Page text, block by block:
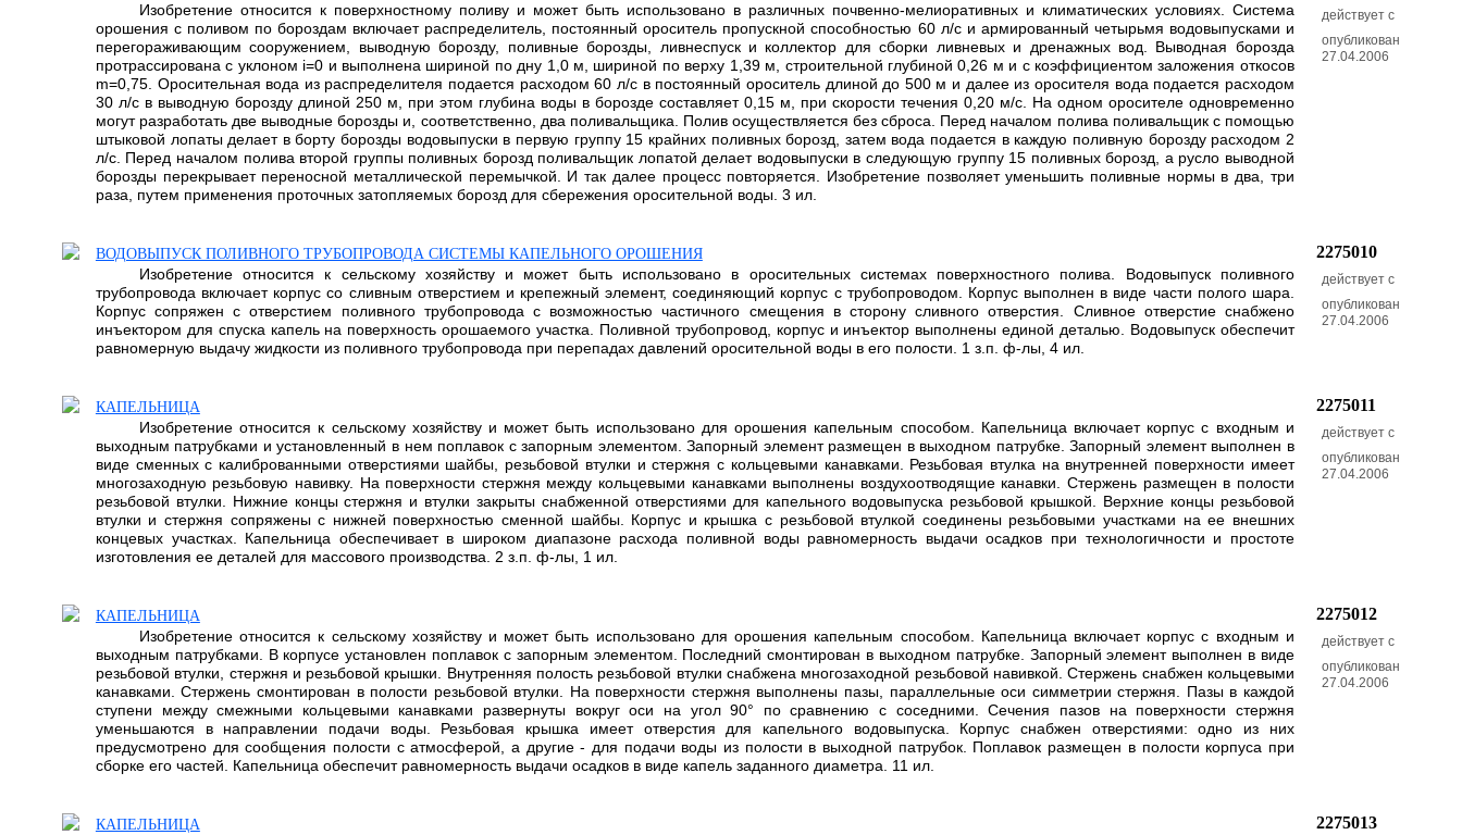
Изобретение относится к поверхностному поливу и может быть использовано в различных почвенно-мелиоративных и климатических условиях. Система
орошения с поливом по бороздам включает распределитель, постоянный ороситель пропускной способностью 60 л/с и армированный четырьмя водовыпусками и
перегораживающим сооружением, выводную борозду, поливные борозды, ливнеспуск и коллектор для сборки ливневых и дренажных вод. Выводная борозда
протрассирована с уклоном i=0 и выполнена шириной по дну 1,0 м, шириной по верху 1,39 м, строительной глубиной 0,26 м и с коэффициентом заложения откосов
m=0,75. Оросительная вода из распределителя подается расходом 60 л/с в постоянный ороситель длиной до 500 м и далее из оросителя вода подается расходом
30 л/с в выводную борозду длиной 250 м, при этом глубина воды в борозде составляет 0,15 м, при скорости течения 0,20 м/с. На одном оросителе одновременно
могут разработать две выводные борозды и, соответственно, два поливальщика. Полив осуществляется без сброса. Перед началом полива поливальщик с помощью
штыковой лопаты делает в борту борозды водовыпуски в первую группу 15 крайних поливных борозд, затем вода подается в каждую поливную борозду расходом 2
л/с. Перед началом полива второй группы поливных борозд поливальщик лопатой делает водовыпуски в следующую группу 15 поливных борозд, а русло выводной
борозды перекрывает переносной металлической перемычкой. И так далее процесс повторяется. Изобретение позволяет уменьшить поливные нормы в два, три
раза, путем применения проточных затопляемых борозд для сбережения оросительной воды. 3 ил.
действует с
опубликован
27.04.2006
ВОДОВЫПУСК ПОЛИВНОГО ТРУБОПРОВОДА СИСТЕМЫ КАПЕЛЬНОГО ОРОШЕНИЯ
Изобретение относится к сельскому хозяйству и может быть использовано в оросительных системах поверхностного полива. Водовыпуск поливного
трубопровода включает корпус со сливным отверстием и крепежный элемент, соединяющий корпус с трубопроводом. Корпус выполнен в виде части полого шара.
Корпус сопряжен с отверстием поливного трубопровода с возможностью частичного смещения в сторону сливного отверстия. Сливное отверстие снабжено
инъектором для спуска капель на поверхность орошаемого участка. Поливной трубопровод, корпус и инъектор выполнены единой деталью. Водовыпуск обеспечит
равномерную выдачу жидкости из поливного трубопровода при перепадах давлений оросительной воды в его полости. 1 з.п. ф-лы, 4 ил.
2275010
действует с
опубликован
27.04.2006
КАПЕЛЬНИЦА
Изобретение относится к сельскому хозяйству и может быть использовано для орошения капельным способом. Капельница включает корпус с входным и
выходным патрубками и установленный в нем поплавок с запорным элементом. Запорный элемент размещен в выходном патрубке. Запорный элемент выполнен в
виде сменных с калиброванными отверстиями шайбы, резьбовой втулки и стержня с кольцевыми канавками. Резьбовая втулка на внутренней поверхности имеет
многозаходную резьбовую навивку. На поверхности стержня между кольцевыми канавками выполнены воздухоотводящие канавки. Стержень размещен в полости
резьбовой втулки. Нижние концы стержня и втулки закрыты снабженной отверстиями для капельного водовыпуска резьбовой крышкой. Верхние концы резьбовой
втулки и стержня сопряжены с нижней поверхностью сменной шайбы. Корпус и крышка с резьбовой втулкой соединены резьбовыми участками на ее внешних
концевых участках. Капельница обеспечивает в широком диапазоне расхода поливной воды равномерность выдачи осадков при технологичности и простоте
изготовления ее деталей для массового производства. 2 з.п. ф-лы, 1 ил.
2275011
действует с
опубликован
27.04.2006
КАПЕЛЬНИЦА
Изобретение относится к сельскому хозяйству и может быть использовано для орошения капельным способом. Капельница включает корпус с входным и
выходным патрубками. В корпусе установлен поплавок с запорным элементом. Последний смонтирован в выходном патрубке. Запорный элемент выполнен в виде
резьбовой втулки, стержня и резьбовой крышки. Внутренняя полость резьбовой втулки снабжена многозаходной резьбовой навивкой. Стержень снабжен кольцевыми
канавками. Стержень смонтирован в полости резьбовой втулки. На поверхности стержня выполнены пазы, параллельные оси симметрии стержня. Пазы в каждой
ступени между смежными кольцевыми канавками развернуты вокруг оси на угол 90° по сравнению с соседними. Сечения пазов на поверхности стержня
уменьшаются в направлении подачи воды. Резьбовая крышка имеет отверстия для капельного водовыпуска. Корпус снабжен отверстиями: одно из них
предусмотрено для сообщения полости с атмосферой, а другие - для подачи воды из полости в выходной патрубок. Поплавок размещен в полости корпуса при
сборке его частей. Капельница обеспечит равномерность выдачи осадков в виде капель заданного диаметра. 11 ил.
2275012
действует с
опубликован
27.04.2006
КАПЕЛЬНИЦА 2275013